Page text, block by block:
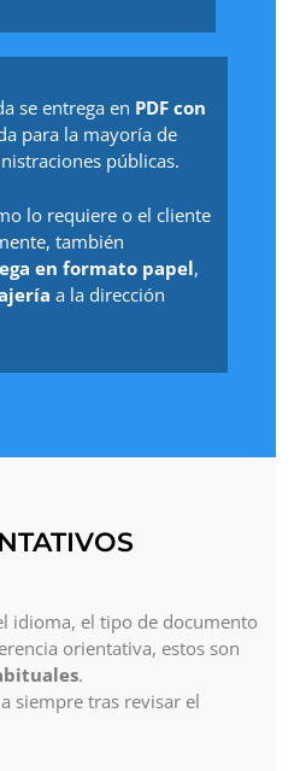
se entrega en PDF con
para la mayoría de
públicas.
lo requiere o el cliente
también
en formato papel,
a la dirección
idioma, el tipo de documento
orientativa, estos son
.
siempre tras revisar el